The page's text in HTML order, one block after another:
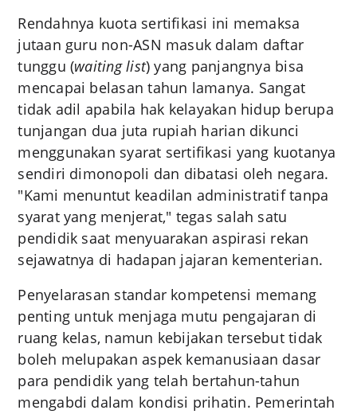
Rendahnya kuota sertifikasi ini memaksa
jutaan guru non-ASN masuk dalam daftar
tunggu (waiting list) yang panjangnya bisa
mencapai belasan tahun lamanya. Sangat
tidak adil apabila hak kelayakan hidup berupa
tunjangan dua juta rupiah harian dikunci
menggunakan syarat sertifikasi yang kuotanya
sendiri dimonopoli dan dibatasi oleh negara.
"Kami menuntut keadilan administratif tanpa
syarat yang menjerat," tegas salah satu
pendidik saat menyuarakan aspirasi rekan
sejawatnya di hadapan jajaran kementerian.
Penyelarasan standar kompetensi memang
penting untuk menjaga mutu pengajaran di
ruang kelas, namun kebijakan tersebut tidak
boleh melupakan aspek kemanusiaan dasar
para pendidik yang telah bertahun-tahun
mengabdi dalam kondisi prihatin. Pemerintah